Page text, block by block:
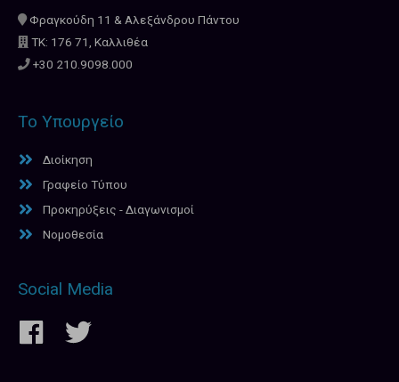
Φραγκούδη 11 & Αλεξάνδρου Πάντου
ΤΚ: 176 71, Καλλιθέα
+30 210.9098.000
Το Υπουργείο
Διοίκηση
Γραφείο Τύπου
Προκηρύξεις - Διαγωνισμοί
Νομοθεσία
Social Media